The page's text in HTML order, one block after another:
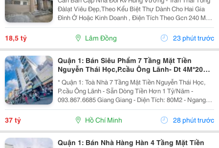
Đàlạt Viêu Đẹp,Theo Kểu Biệt Thự Dành Cho Hai Gia
Đình Ở Hoặc Kinh Doanh , Điện Tích Theo Gcn 240 M2
Xd Hiện Trạng 270 M2 Nhà 8P Ngủ Hai Căn Đều Có Bếp
Pk Riêng Gara Và Sân Đậu 4Xe Ôtô Giá 18T500...
18,5 tỷ Lâm Đồng 23 phút trước
Quận 1: Bán Siêu Phẩm 7 Tầng Mặt Tiền
Nguyễn Thái Học,P.cầu Ông Lãnh- Dt 4M*20M
Sh Vuông Đẹp- Dòng Tiền Đều Hơn 1 Tỷ/Năm-
Chính
* Quận 1: Toà Nhà 7 Tầng Mặt Tiền Nguyễn Thái Học,
P.cầu Ông Lãnh - Sẵn Dòng Tiền Hơn 1 Tỷ/Năm -
093.867.6685 Giang Giang - Diện Tích: 80M2 - Ngang
4M * 20M. - Kết Cấu: 7 Tầng - Thang Máy - 12 Phòng Mỗi
Tầng 2 Phòng Lớn. - Dòng Tiền Khai Thác Full...
37 tỷ Hồ Chí Minh 28 phút trước
Quận 1: Bán Nhà Hàng Hàn 4 Tầng Mặt Tiền